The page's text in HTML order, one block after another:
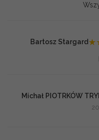
Bartosz Stargard★
Michał PIOTRKÓW